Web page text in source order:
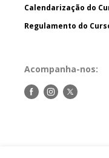
Calendarização do
Regulamento do
Acompanha-nos:
Siga-Siga-Siga-